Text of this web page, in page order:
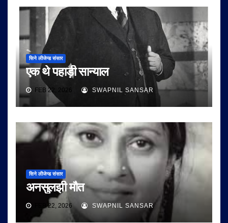
सिने लीजेन्ड संसार
एक थे पहाड़ी सान्याल
FEB 22, 2026 SWAPNIL SANSAR
सिने लीजेन्ड संसार
अनसुलझी मौत
FEB 22, 2026 SWAPNIL SANSAR